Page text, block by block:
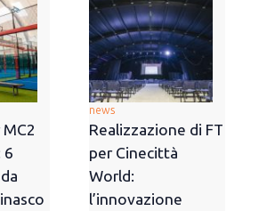
6
news
Realizzazione di FT
per Cinecittà
World:
l’innovazione